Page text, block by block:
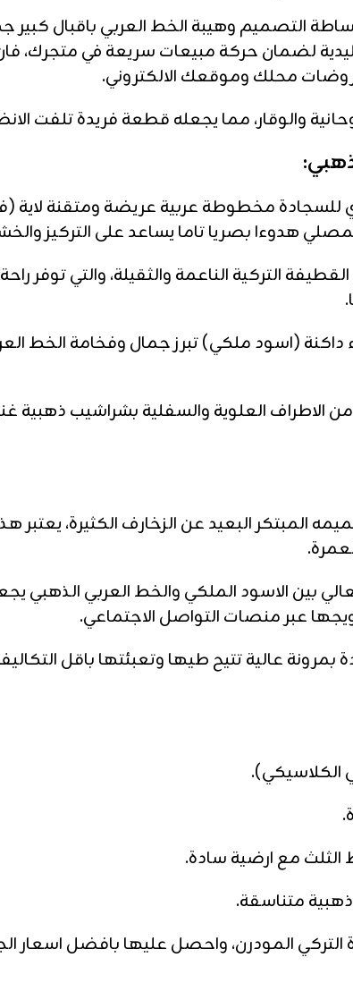
التصميم وهيبة الخط العربي باقبال كبير
لضمان حركة مبيعات سريعة في متجرك،
محلك وموقعك الالكتروني.
والوقار، مما يجعله قطعة فريدة تلفت
مخطوطة عربية عريضة ومتقنة لاية
هدوءا بصريا تاما يساعد على التركيز
التركية الناعمة والثقيلة، والتي توفر
داكنة (اسود ملكي) تبرز جمال وفخامة الخط
الاطراف العلوية والسفلية بشراشيب
المبتكر البعيد عن الزخارف الكثيرة، يعتبر
بين الاسود الملكي والخط العربي
بمرونة عالية تتيح طيها وتعبئتها باقل
الكلاسيكي).
الثلث مع ارضية سادة.
متناسقة.
المودرن، واحصل عليها بافضل اسعار